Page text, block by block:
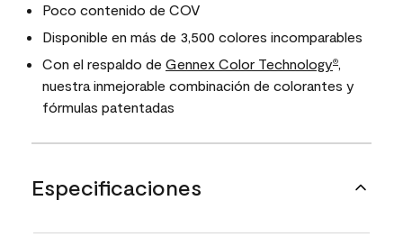
Poco contenido de COV
Disponible en más de 3,500 colores incomparables
Con el respaldo de Gennex Color Technology®,
nuestra inmejorable combinación de colorantes y
fórmulas patentadas
Especificaciones